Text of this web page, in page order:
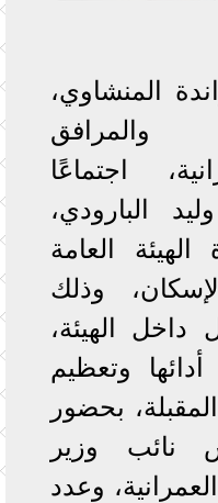
المنشاوي،
والمرافق
اجتماعًا
البارودي،
العامة
وذلك
داخل الهيئة،
وتعظيم
بحضور
نائب وزير
وعدد